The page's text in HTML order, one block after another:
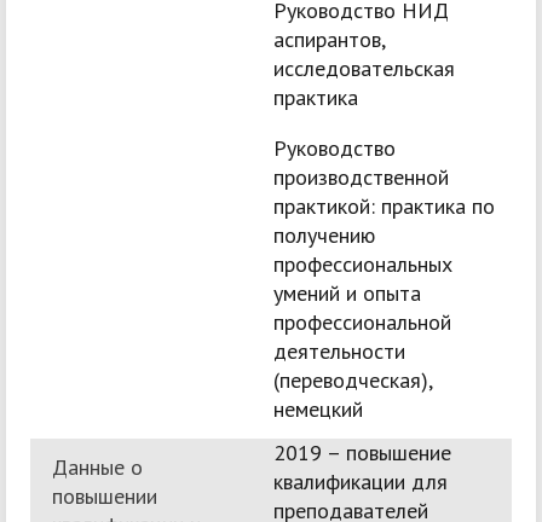
Руководство НИД
аспирантов,
исследовательская
практика
Руководство
производственной
практикой: практика по
получению
профессиональных
умений и опыта
профессиональной
деятельности
(переводческая),
немецкий
Данные о
повышении
2019 – повышение
квалификации для
преподавателей